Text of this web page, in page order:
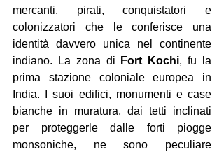
mercanti, pirati, conquistatori e
colonizzatori che le conferisce una
identità davvero unica nel continente
indiano. La zona di
Fort Kochi, fu la
prima stazione coloniale europea in
India. I suoi edifici, monumenti e case
bianche in muratura, dai tetti inclinati
per proteggerle dalle forti piogge
monsoniche, ne sono peculiare